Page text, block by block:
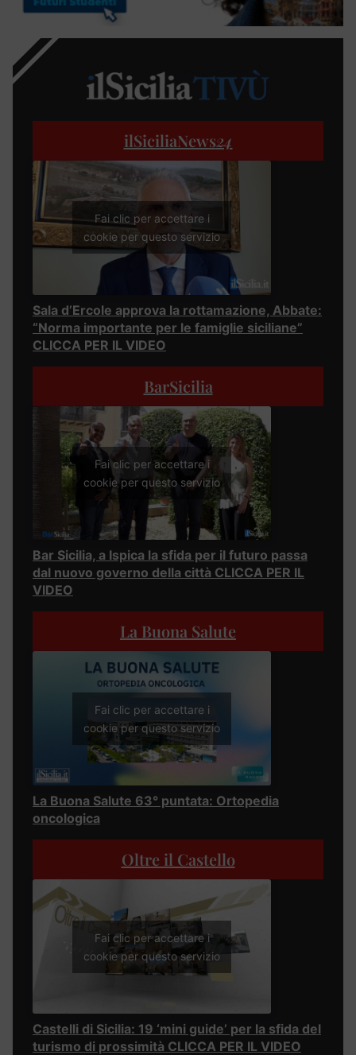
ilSiciliaNews24
Fai clic per accettare i
cookie per questo servizio
Sala d’Ercole approva la rottamazione, Abbate:
“Norma importante per le famiglie siciliane”
CLICCA PER IL VIDEO
BarSicilia
Fai clic per accettare i
cookie per questo servizio
Bar Sicilia, a Ispica la sfida per il futuro passa
dal nuovo governo della città CLICCA PER IL
VIDEO
La Buona Salute
Fai clic per accettare i
cookie per questo servizio
La Buona Salute 63° puntata: Ortopedia
oncologica
Oltre il Castello
Fai clic per accettare i
cookie per questo servizio
Castelli di Sicilia: 19 ‘mini guide’ per la sfida del
turismo di prossimità CLICCA PER IL VIDEO